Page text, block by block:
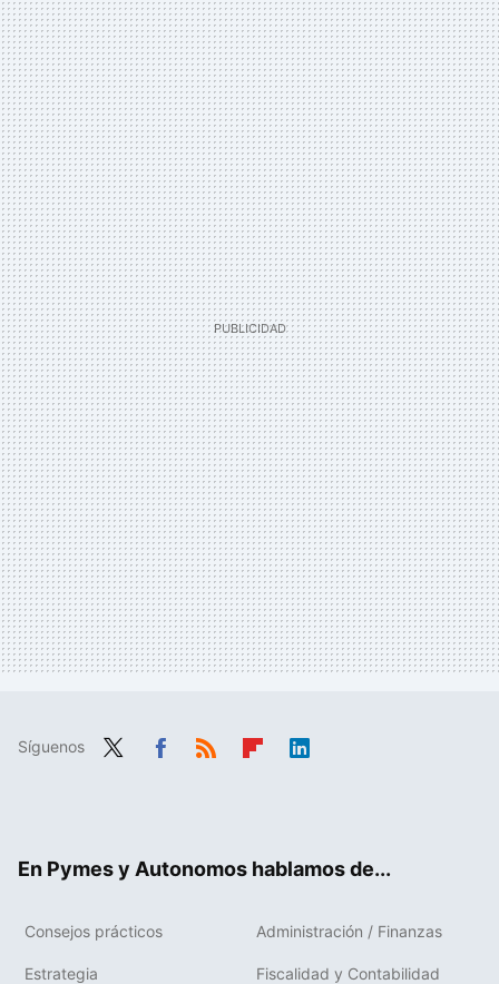
Síguenos
En Pymes y Autonomos hablamos de...
Consejos prácticos Administración / Finanzas
Estrategia Fiscalidad y Contabilidad